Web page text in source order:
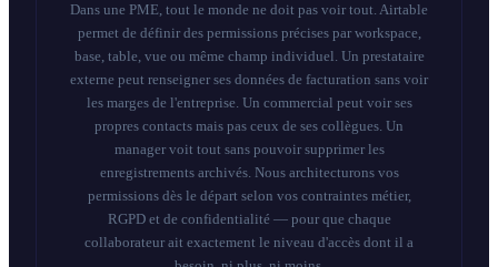
Dans une PME, tout le monde ne doit pas voir tout. Airtable
permet de définir des permissions précises par workspace,
base, table, vue ou même champ individuel. Un prestataire
externe peut renseigner ses données de facturation sans voir
les marges de l'entreprise. Un commercial peut voir ses
propres contacts mais pas ceux de ses collègues. Un
manager voit tout sans pouvoir supprimer les
enregistrements archivés. Nous architecturons vos
permissions dès le départ selon vos contraintes métier,
RGPD et de confidentialité — pour que chaque
collaborateur ait exactement le niveau d'accès dont il a